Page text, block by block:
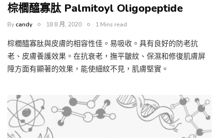
棕櫚醯寡肽 Palmitoyl Oligopeptide
Bycandy 18 8 月, 2020 1 Mins read
棕櫚醯寡肽與皮膚的相容性佳。易吸收。具有良好的防老抗
老、皮膚養護效果。在抗衰老，撫平皺紋、保濕和修復肌膚屏
障方面有顯著的效果，能使細紋不見，肌膚堅實。